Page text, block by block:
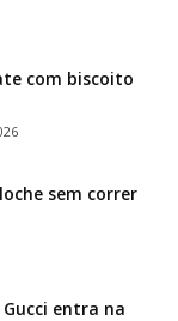
com biscoito
sem correr
entra na